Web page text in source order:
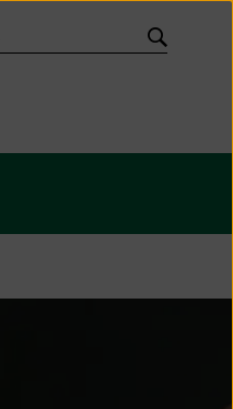
Suche
starten